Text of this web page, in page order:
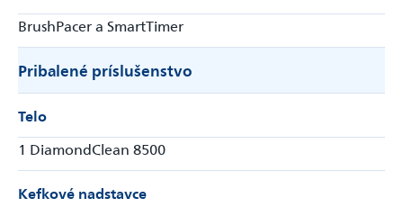
BrushPacer a SmartTimer
Pribalené príslušenstvo
Telo
1 DiamondClean 8500
Kefkové nadstavce